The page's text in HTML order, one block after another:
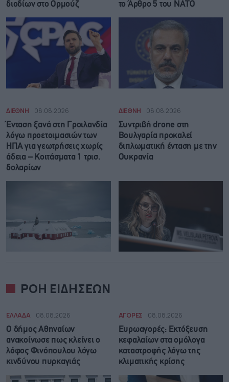
διοδίων στο Ορμούζ
τo Άρθρο 5 του ΝΑΤΟ
ΔΙΕΘΝΗ 08.08.2026
Ένταση ξανά στη Γροιλανδία
λόγω προετοιμασιών των
ΗΠΑ για γεωτρήσεις χωρίς
άδεια – Κοιτάσματα 1 τρισ.
δολαρίων
ΔΙΕΘΝΗ 08.08.2026
Συντριβή drone στη
Βουλγαρία προκαλεί
διπλωματική ένταση με την
Ουκρανία
ΡΟΗ ΕΙΔΗΣΕΩΝ
ΕΛΛΑΔΑ 08.08.2026
Ο δήμος Αθηναίων
ανακοίνωσε πως κλείνει ο
λόφος Φινόπουλου λόγω
κινδύνου πυρκαγιάς
ΑΓΟΡΕΣ 08.08.2026
Ευρωαγορές: Εκτόξευση
κεφαλαίων στα ομόλογα
καταστροφής λόγω της
κλιματικής κρίσης